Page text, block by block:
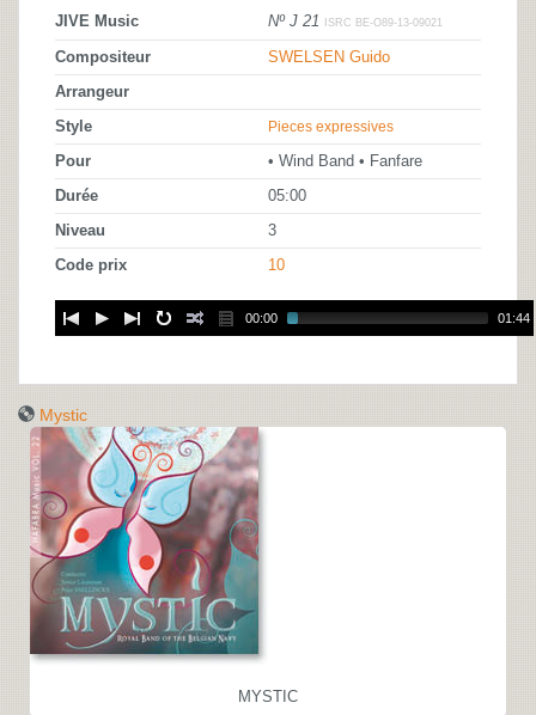
JIVE Music Nº J 21 ISRC BE-O89-13-09021
Compositeur SWELSEN Guido
Arrangeur
Style Pieces expressives
Pour • Wind Band • Fanfare
Durée 05:00
Niveau 3
Code prix 10
00:00 01:44
Mystic
MYSTIC